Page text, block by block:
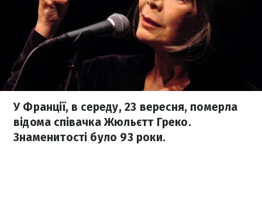
У Франції, в середу, 23 вересня, померла
відома співачка Жюльєтт Греко.
Знаменитості було 93 роки.